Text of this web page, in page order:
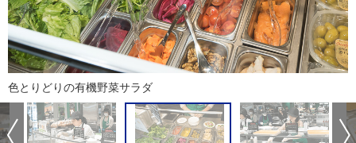
色とりどりの有機野菜サラダ